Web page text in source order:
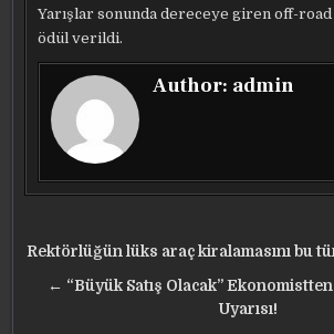
Yarışlar sonunda dereceye giren off-road
ödül verildi.
Author: admin
Yazı
gezinmesi
Rektörlüğün lüks araç kiralamasını bu
← “Büyük Satış Olacak”
Uyarısı!